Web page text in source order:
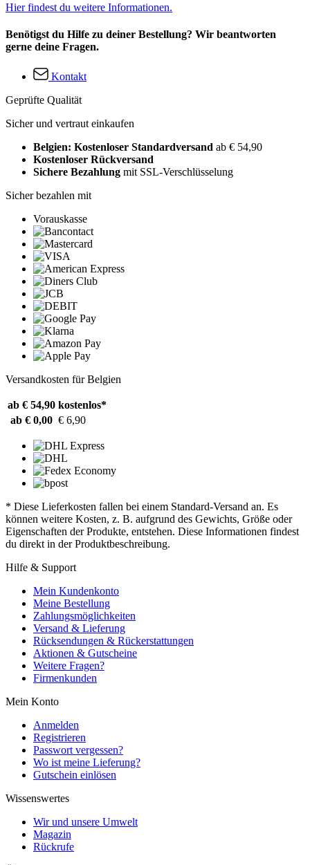
Hier findest du weitere Informationen.
Benötigst du Hilfe zu deiner Bestellung? Wir beantworten
gerne deine Fragen.
Kontakt
Geprüfte Qualität
Sicher und vertraut einkaufen
Belgien: Kostenloser Standardversand ab € 54,90
Kostenloser Rückversand
Sichere Bezahlung mit SSL-Verschlüsselung
Sicher bezahlen mit
Vorauskasse
Versandkosten für Belgien
ab € 54,90 kostenlos*
ab € 0,00 € 6,90
* Diese Lieferkosten fallen bei einem Standard-Versand an. Es
können weitere Kosten, z. B. aufgrund des Gewichts, Größe oder
Eigenschaften der Produkte, entstehen. Diese Informationen findest
du direkt in der Produktbeschreibung.
Hilfe & Support
Mein Kundenkonto
Meine Bestellung
Zahlungsmöglichkeiten
Versand & Lieferung
Rücksendungen & Rückerstattungen
Aktionen & Gutscheine
Weitere Fragen?
Firmenkunden
Mein Konto
Anmelden
Registrieren
Passwort vergessen?
Wo ist meine Lieferung?
Gutschein einlösen
Wissenswertes
Wir und unsere Umwelt
Magazin
Rückrufe